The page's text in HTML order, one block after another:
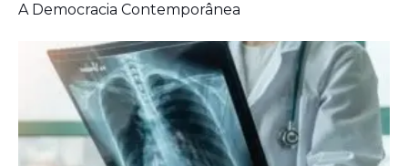
A Democracia Contemporânea